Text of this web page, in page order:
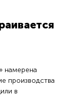
намерена
производства
в